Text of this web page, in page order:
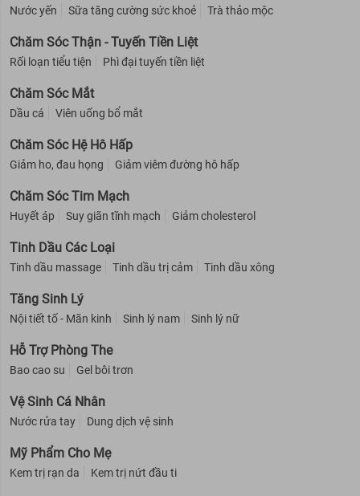
Nước yến Sữa tăng cường sức khoẻ Trà thảo mộc
Chăm Sóc Thận - Tuyến Tiền Liệt
Rối loạn tiểu tiện Phì đại tuyến tiền liệt
Chăm Sóc Mắt
Dầu cá Viên uống bổ mắt
Chăm Sóc Hệ Hô Hấp
Giảm ho, đau họng Giảm viêm đường hô hấp
Chăm Sóc Tim Mạch
Huyết áp Suy giãn tĩnh mạch Giảm cholesterol
Tinh Dầu Các Loại
Tinh dầu massage Tinh dầu trị cảm Tinh dầu xông
Tăng Sinh Lý
Nội tiết tố - Mãn kinh Sinh lý nam Sinh lý nữ
Hỗ Trợ Phòng The
Bao cao su Gel bôi trơn
Vệ Sinh Cá Nhân
Nước rửa tay Dung dịch vệ sinh
Mỹ Phẩm Cho Mẹ
Kem trị rạn da Kem trị nứt đầu ti